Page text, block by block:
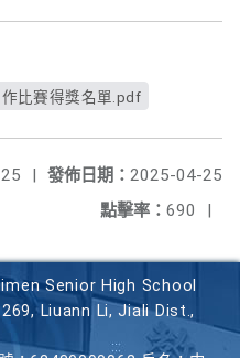
比賽得獎名單.pdf
發佈日期： 2025-04-25
|
點擊率： 690 |
Senior High School
Liuann Li, Jiali Dist.,